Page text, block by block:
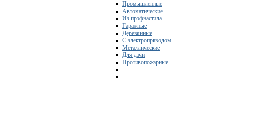
Промышленные
Автоматические
Из профнастила
Гаражные
Деревянные
С электроприводом
Металлические
Для дачи
Противопожарные